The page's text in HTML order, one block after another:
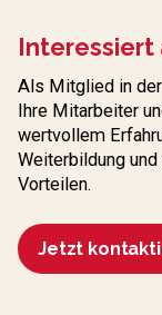
Interessiert
Als Mitglied in
Ihre Mitarbeiter
wertvollem
Weiterbildung
Vorteilen.
Jetzt